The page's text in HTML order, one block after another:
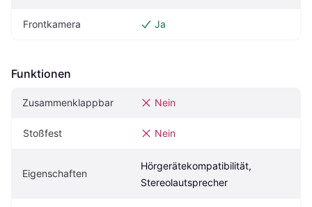
Frontkamera Ja
Funktionen
Zusammenklappbar Nein
Stoßfest Nein
Eigenschaften
Hörgerätekompatibilität,
Stereolautsprecher